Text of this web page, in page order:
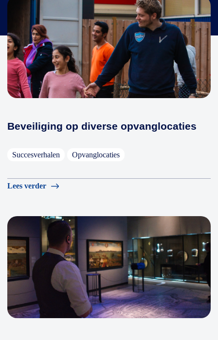
Beveiliging op diverse opvanglocaties
Succesverhalen Opvanglocaties
Lees verder